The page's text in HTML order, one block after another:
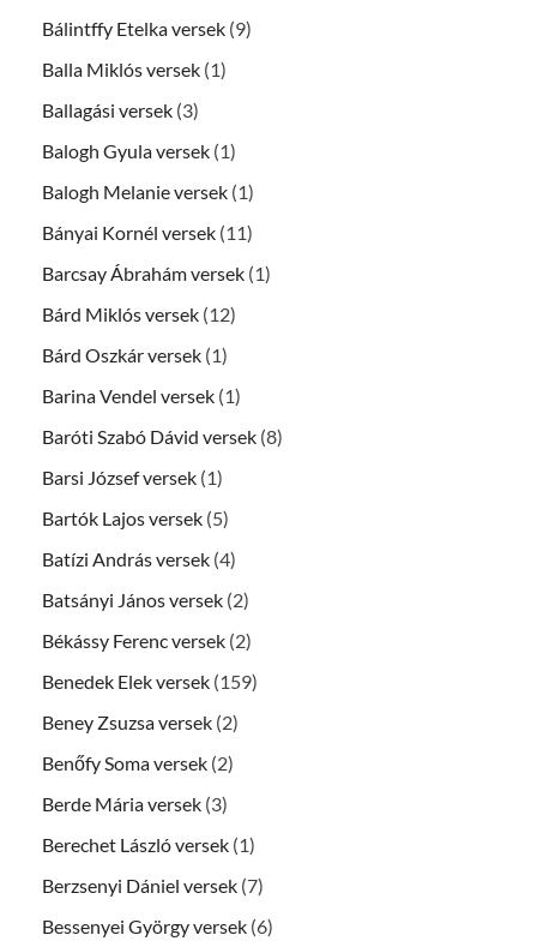
Bálintffy Etelka versek (9)
Balla Miklós versek (1)
Ballagási versek (3)
Balogh Gyula versek (1)
Balogh Melanie versek (1)
Bányai Kornél versek (11)
Barcsay Ábrahám versek (1)
Bárd Miklós versek (12)
Bárd Oszkár versek (1)
Barina Vendel versek (1)
Baróti Szabó Dávid versek (8)
Barsi József versek (1)
Bartók Lajos versek (5)
Batízi András versek (4)
Batsányi János versek (2)
Békássy Ferenc versek (2)
Benedek Elek versek (159)
Beney Zsuzsa versek (2)
Benőfy Soma versek (2)
Berde Mária versek (3)
Berechet László versek (1)
Berzsenyi Dániel versek (7)
Bessenyei György versek (6)